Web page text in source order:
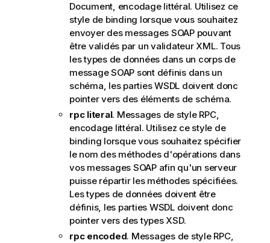
Document, encodage littéral. Utilisez ce
style de binding lorsque vous souhaitez
envoyer des messages SOAP pouvant
être validés par un validateur XML. Tous
les types de données dans un corps de
message SOAP sont définis dans un
schéma, les parties WSDL doivent donc
pointer vers des éléments de schéma.
rpc literal. Messages de style RPC,
encodage littéral. Utilisez ce style de
binding lorsque vous souhaitez spécifier
le nom des méthodes d'opérations dans
vos messages SOAP afin qu'un serveur
puisse répartir les méthodes spécifiées.
Les types de données doivent être
définis, les parties WSDL doivent donc
pointer vers des types XSD.
rpc encoded. Messages de style RPC,